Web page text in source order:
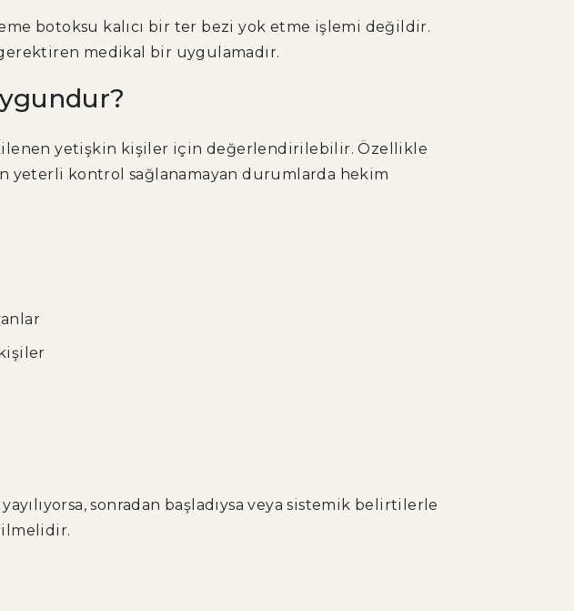
botoksu kalıcı bir ter bezi yok etme işlemi değildir.
medikal bir uygulamadır.
yetişkin kişiler için değerlendirilebilir. Özellikle
kontrol sağlanamayan durumlarda hekim
sonradan başladıysa veya sistemik belirtilerle